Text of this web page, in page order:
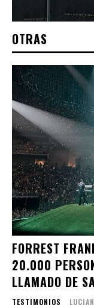
OTRAS
FORREST
20.000
LLAMADO DE
TESTIMONIOS